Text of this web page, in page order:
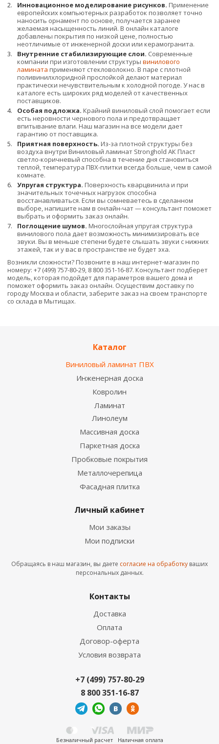
Инновационное моделирование рисунков. Применение
европейских компьютерных разработок позволяет точно
наносить орнамент по основе, получается заранее
желаемая насыщенность линий. В онлайн каталоге
добавлены покрытия по низкой цене, полностью
неотличимые от инженерной доски или керамогранита.
Внутренние стабилизирующие слои. Современные
компании при изготовлении структуры винилового
ламината применяют стекловолокно. В паре с плотной
поливинилхлоридной прослойкой делают материал
практически нечувствительным к холодной погоде. У нас в
каталоге есть широких ряд моделей от качественных
поставщиков.
Особая подложка. Крайний виниловый слой помогает если
есть неровности чернового пола и предотвращает
впитывание влаги. Наш магазин на все модели дает
гарантию от поставщика.
Приятная поверхность. Из-за плотной структуры без
воздуха внутри Виниловый ламинат Stronghold АК Пласт
светло-коричневый способна в течение дня становиться
теплой, температура ПВХ-плитки всегда больше, чем в самой
комнате.
Упругая структура. Поверхность кварцвинила и при
значительных точечных нагрузок способна
восстанавливаться. Если вы сомневаетесь в сделанном
выборе, напишите нам в онлайн-чат — консультант поможет
выбрать и оформить заказ онлайн.
Поглощение шумов. Многослойная упругая структура
винилового пола дает возможность минимизировать все
звуки. Вы в меньше степени будете слышать звуки с нижних
этажей, так и у вас в пространстве не будет эха.
Возникли сложности? Позвоните в наш интернет-магазин по
номеру: +7 (499) 757-80-29, 8 800 351-16-87. Консультант подберет
модель, которая подойдет для параметров вашего дома и
поможет оформить заказ онлайн. Осуществим доставку по
городу Москва и области, заберите заказ на своем транспорте
со склада в Мытищах.
Каталог
Виниловый ламинат ПВХ
Инженерная доска
Ковролин
Ламинат
Линолеум
Массивная доска
Паркетная доска
Пробковые покрытия
Металлочерепица
Фасадная плитка
Личный кабинет
Мои заказы
Мои подписки
Обращаясь в наш магазин, вы даете согласие на обработку ваших
персональных данных.
Контакты
Доставка
Оплата
Договор-оферта
Условия возврата
+7 (499) 757-80-29
8 800 351-16-87
Безналичный расчет Наличная оплата